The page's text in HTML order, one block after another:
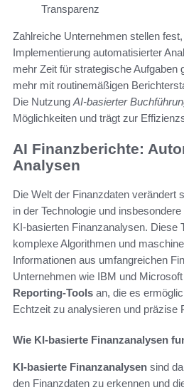
Transparenz
Zahlreiche Unternehmen stellen
Implementierung automatisierter
mehr Zeit für strategische Aufgaben
mehr mit routinemäßigen
Die Nutzung AI-basierter
Möglichkeiten und trägt zur
AI Finanzberichte:
Analysen
Die Welt der Finanzdaten verändert
in der Technologie und
KI-basierten Finanzanalysen. Diese
komplexe Algorithmen und
Informationen aus umfangreichen
Unternehmen wie IBM und
Reporting-Tools an, die es
Echtzeit zu analysieren und präzise
Wie KI-basierte Finanzanalysen
KI-basierte Finanzanalysen sind
den Finanzdaten zu erkennen und